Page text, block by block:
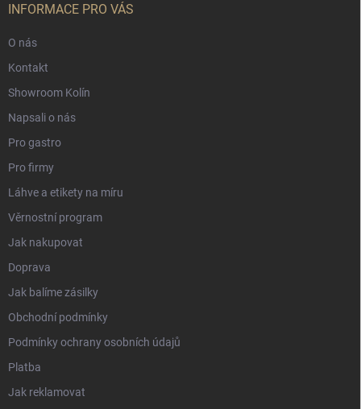
INFORMACE PRO VÁS
O nás
Kontakt
Showroom Kolín
Napsali o nás
Pro gastro
Pro firmy
Láhve a etikety na míru
Věrnostní program
Jak nakupovat
Doprava
Jak balíme zásilky
Obchodní podmínky
Podmínky ochrany osobních údajů
Platba
Jak reklamovat